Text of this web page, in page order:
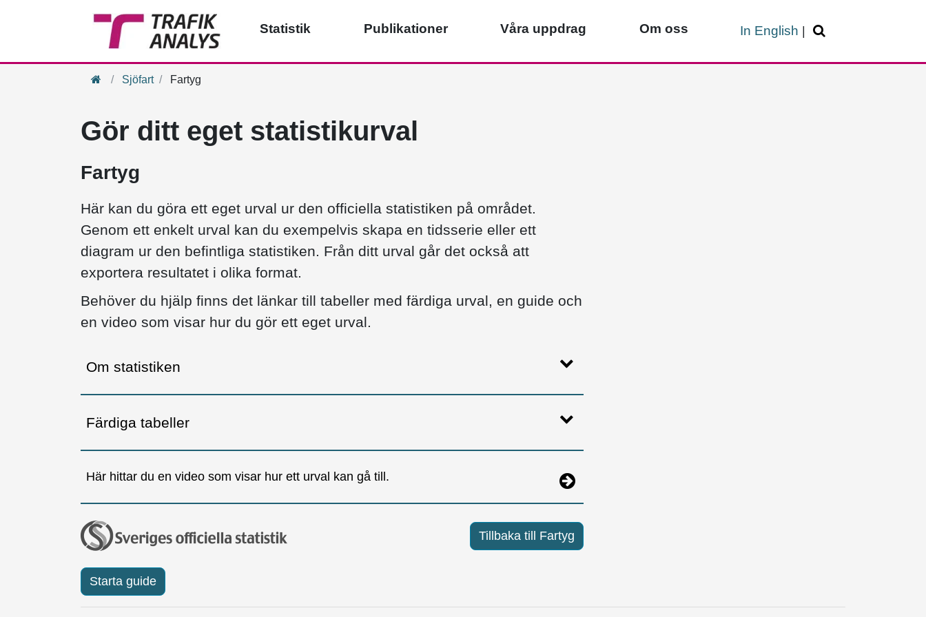
Statistik Publikationer Våra uppdrag Om oss In English
HemSjöfart Fartyg
Gör ditt eget statistikurval
Fartyg
Här kan du göra ett eget urval ur den officiella statistiken på området.
Genom ett enkelt urval kan du exempelvis skapa en tidsserie eller ett
diagram ur den befintliga statistiken. Från ditt urval går det också att
exportera resultatet i olika format.
Behöver du hjälp finns det länkar till tabeller med färdiga urval, en guide och
en video som visar hur du gör ett eget urval.
Om statistiken
Färdiga tabeller
Här hittar du en video som visar hur ett urval kan gå till.
Tillbaka till Fartyg
Starta guide